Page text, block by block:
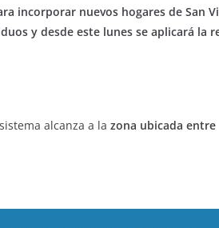
incorporar nuevos hogares de San
y desde este lunes se aplicará la
alcanza a la zona ubicada entre